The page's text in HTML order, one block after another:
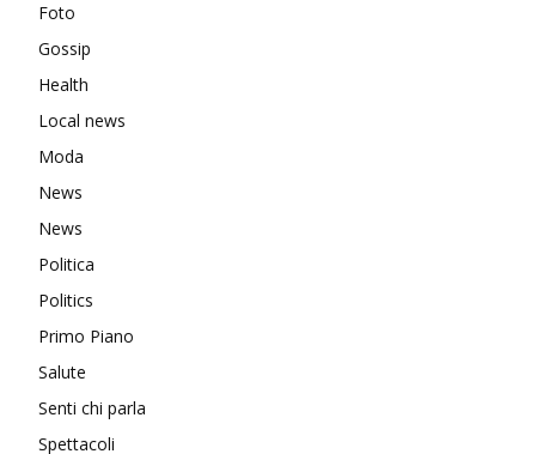
Foto
Gossip
Health
Local news
Moda
News
News
Politica
Politics
Primo Piano
Salute
Senti chi parla
Spettacoli